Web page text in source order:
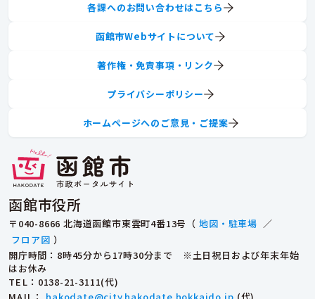
函館市役所
〒040-8666 北海道函館市東雲町4番13号（ 地図・駐車場 ／
フロア図 ）
開庁時間：8時45分から17時30分まで ※土日祝日および年末年始
はお休み
TEL ：0138-21-3111(代)
各課へのお問い合わせはこちら
函館市Webサイトについて
著作権・免責事項・リンク
プライバシーポリシー
ホームページへのご意見・ご提案